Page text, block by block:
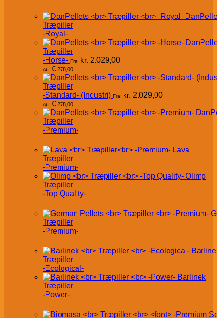
Træpiller
-Royal-
Træpiller
-Horse- Fra: kr. 2.029,00
Ab: € 278,00
Træpiller
-Standard- (Industri) Fra: kr. 2.029,00
Ab: € 278,00
Træpiller
-Premium-
Lava
Træpiller
-Premium-
Olimp
Træpiller
-Top Quality-
Træpiller
-Premium-
Træpiller
-Ecological-
Barlinek
Træpiller
-Power-